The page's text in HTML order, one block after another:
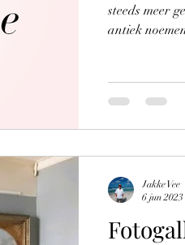
steeds meer
antiek
Jakke Vee
6 jun 2023